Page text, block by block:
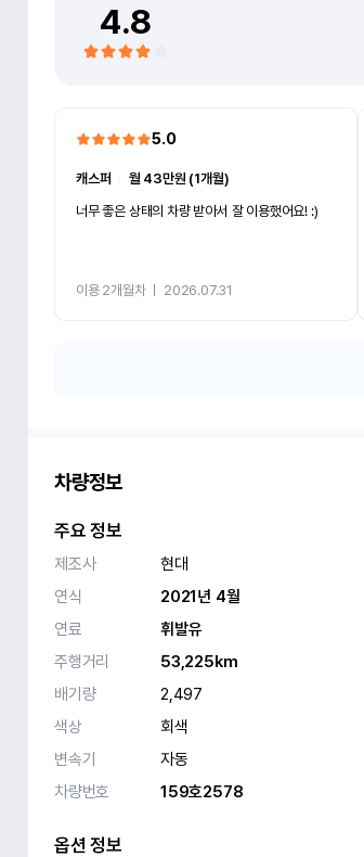
4.8
5.0
캐스퍼
월 43만원 (1개월)
너무 좋은 상태의 차량 받아서 잘 이용했어요! :)
이용 2개월차ㅣ 2026.07.31
차량정보
주요 정보
제조사
현대
연식
2021년 4월
연료
휘발유
주행거리
53,225km
배기량
2,497
색상
회색
변속기
자동
차량번호
159호2578
옵션 정보